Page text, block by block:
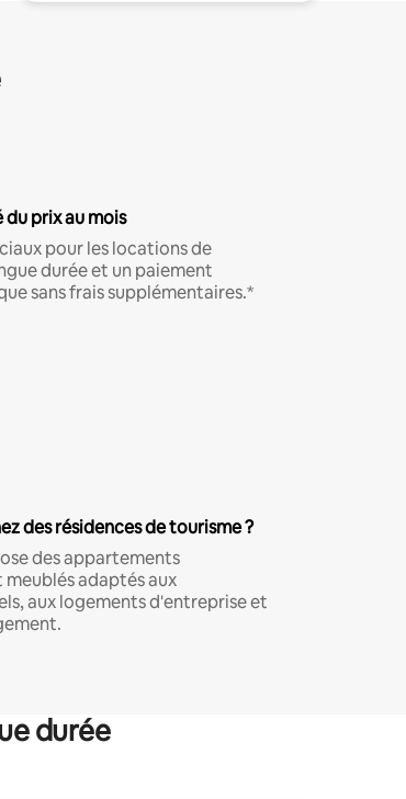
du prix au mois
pour les locations de
durée et un paiement
sans frais supplémentaires.*
des résidences de tourisme ?
des appartements
adaptés aux
aux logements d'entreprise et
durée